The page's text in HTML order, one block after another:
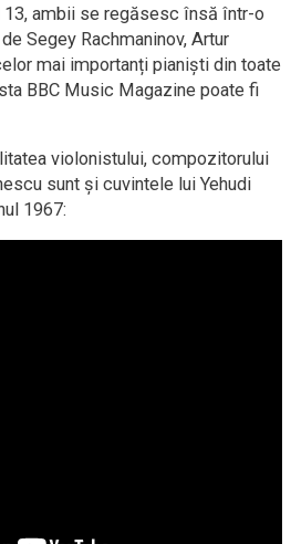
ambii se regăsesc însă într-o
Segey Rachmaninov, Artur
mai importanți pianiști din toate
BBC Music Magazine poate fi
violonistului, compozitorului
sunt și cuvintele lui Yehudi
1967: